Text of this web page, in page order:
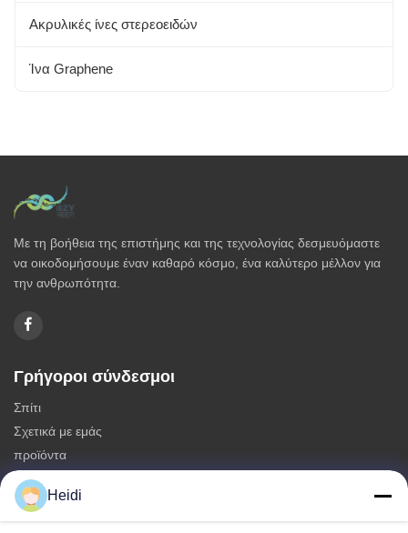
Ακρυλικές ίνες στερεοειδών
Ίνα Graphene
Με τη βοήθεια της επιστήμης και της τεχνολογίας δεσμευόμαστε
να οικοδομήσουμε έναν καθαρό κόσμο, ένα καλύτερο μέλλον για
την ανθρωπότητα.
Γρήγοροι σύνδεσμοι
Σπίτι
Σχετικά με εμάς
προϊόντα
Επικοινωνήστε μαζί μας
Κατηγορίες
Heidi